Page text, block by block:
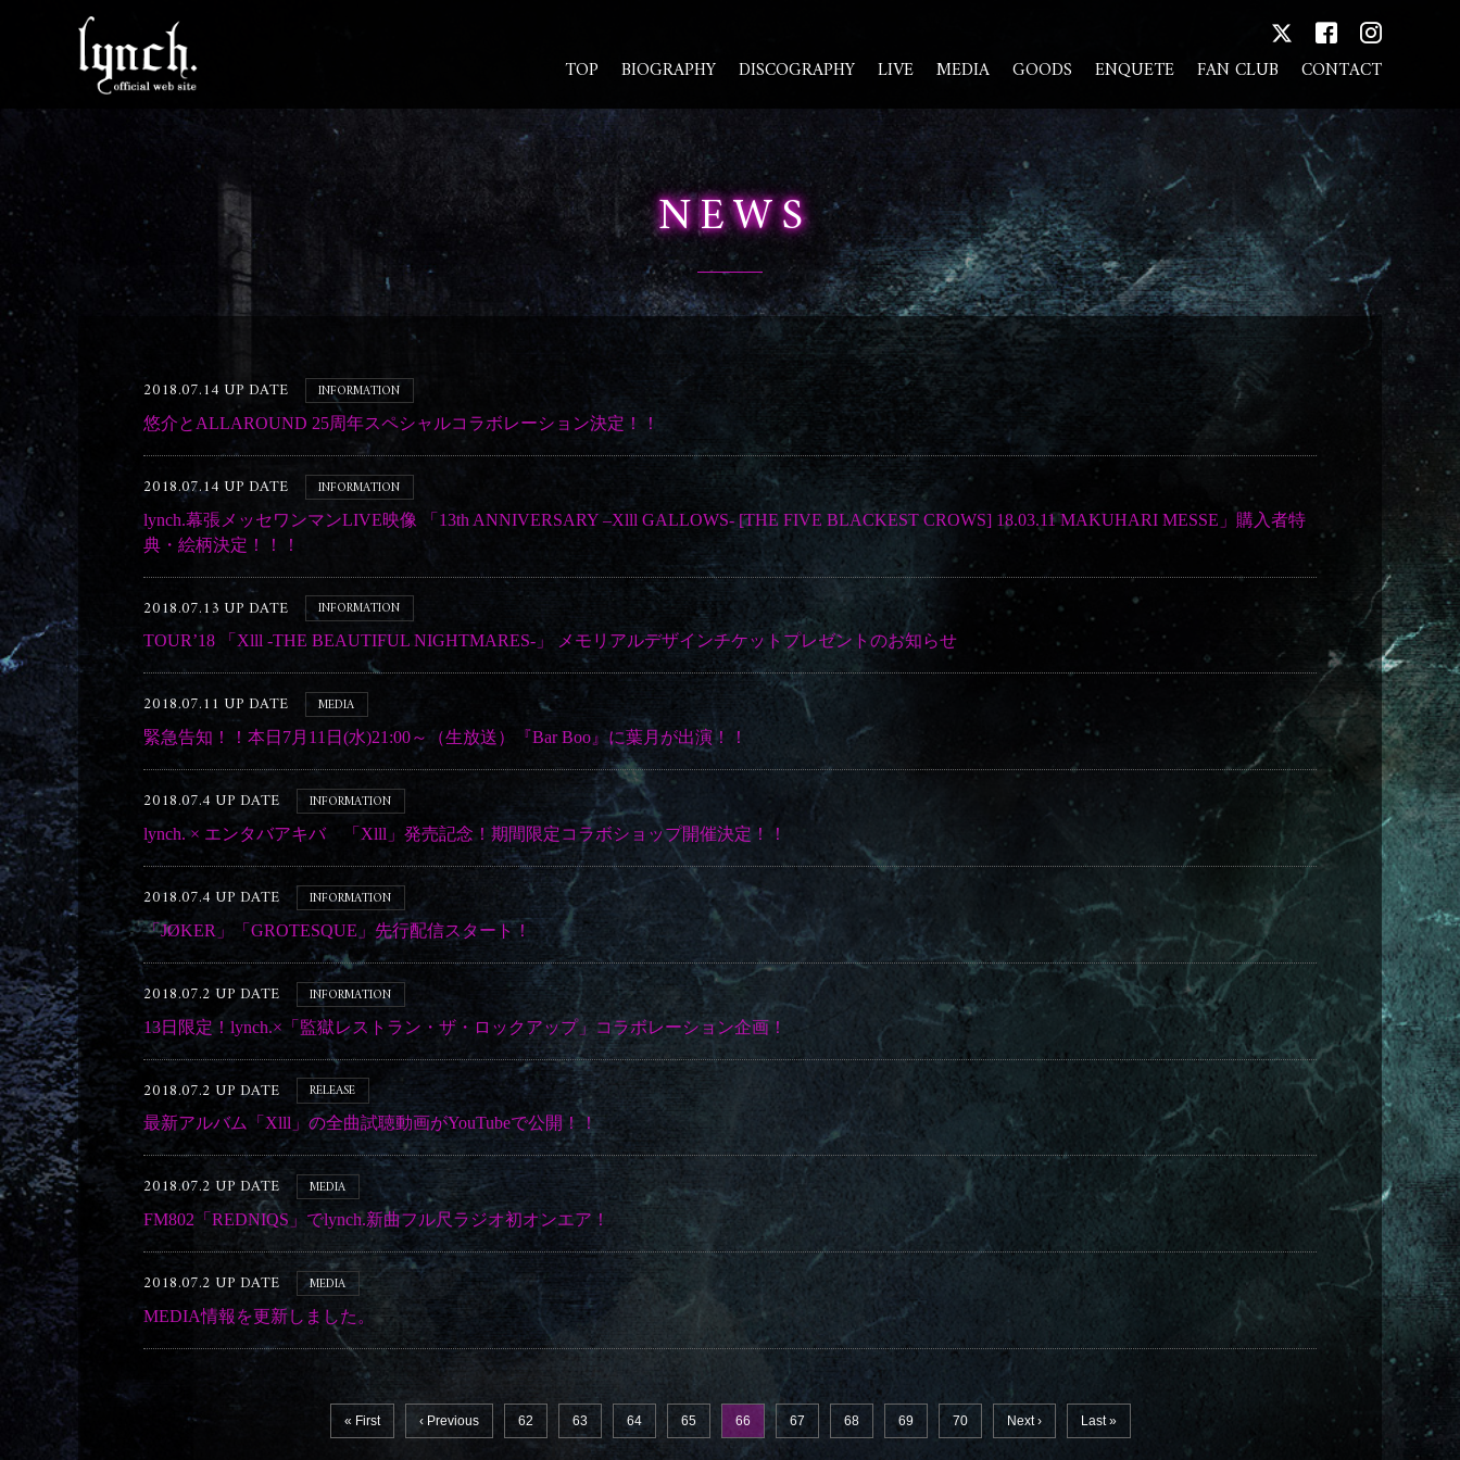
TOP BIOGRAPHY DISCOGRAPHY LIVE MEDIA GOODS ENQUETE FAN CLUB CONTACT
NEWS
2018.07.14 UP DATE INFORMATION
悠介とALLAROUND 25周年スペシャルコラボレーション決定！！
2018.07.14 UP DATE INFORMATION
lynch.幕張メッセワンマンLIVE映像 「13th ANNIVERSARY –Xlll GALLOWS- [THE FIVE BLACKEST CROWS] 18.03.11 MAKUHARI MESSE」購入者特
典・絵柄決定！！！
2018.07.13 UP DATE INFORMATION
TOUR’18 「Xlll -THE BEAUTIFUL NIGHTMARES-」 メモリアルデザインチケットプレゼントのお知らせ
2018.07.11 UP DATE MEDIA
緊急告知！！本日7月11日(水)21:00～（生放送）『Bar Boo』に葉月が出演！！
2018.07.4 UP DATE INFORMATION
lynch. × エンタバアキバ 「Xlll」発売記念！期間限定コラボショップ開催決定！！
2018.07.4 UP DATE INFORMATION
「JØKER」「GROTESQUE」先行配信スタート！
2018.07.2 UP DATE INFORMATION
13日限定！lynch.×「監獄レストラン・ザ・ロックアップ」コラボレーション企画！
2018.07.2 UP DATE RELEASE
最新アルバム「Xlll」の全曲試聴動画がYouTubeで公開！！
2018.07.2 UP DATE MEDIA
FM802「REDNIQS」でlynch.新曲フル尺ラジオ初オンエア！
2018.07.2 UP DATE MEDIA
MEDIA情報を更新しました。
« First ‹ Previous 62 63 64 65 66 67 68 69 70 Next › Last »